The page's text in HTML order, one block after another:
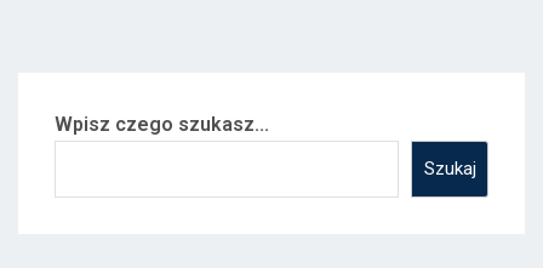
Wpisz czego szukasz...
Szukaj